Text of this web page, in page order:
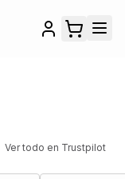
Ver todo en Trustpilot